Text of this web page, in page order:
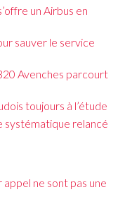
un Airbus en
sauver le service
Avenches parcourt
toujours à l’étude
systématique relancé
appel ne sont pas une